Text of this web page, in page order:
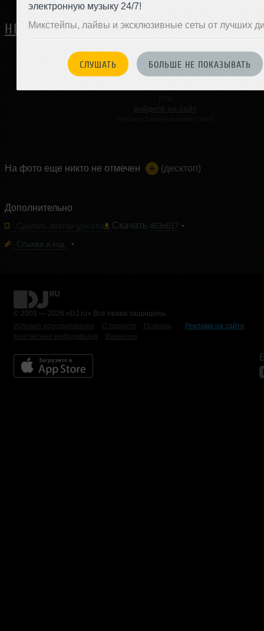
электронную музыку 24/7!
Микстейпы, лайвы и эксклюзивные сеты от лучших
СЛУШАТЬ БОЛЬШЕ НЕ ПОКАЗЫВАТЬ
НЕТ ОТЗЫВОВ
ЗАРЕГИСТРИРУЙТЕСЬ
На фото еще никто не отмечен (десктоп)
Дополнительно
(десктоп)
Ссылка и код
Скачать 463x617
© 2001 — 2026 «DJ.ru» Все права защищены.
Условия использования
О проекте Помощь
Реклама на сайте
Контактная информация
Вакансии